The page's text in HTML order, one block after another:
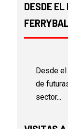
DESDE EL
Desde el
de
sector...